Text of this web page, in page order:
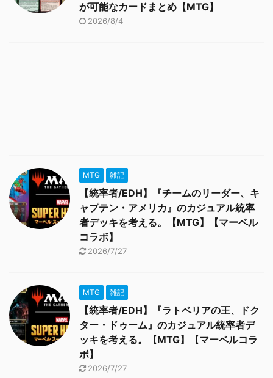
が可能なカードまとめ【MTG】
2026/8/4
MTG 雑記
【統率者/EDH】『チームのリーダー、キ
ャプテン・アメリカ』のカジュアル統率
者デッキを考える。【MTG】【マーベル
コラボ】
2026/7/27
MTG 雑記
【統率者/EDH】『ラトベリアの王、ドク
ター・ドゥーム』のカジュアル統率者デ
ッキを考える。【MTG】【マーベルコラ
ボ】
2026/7/27